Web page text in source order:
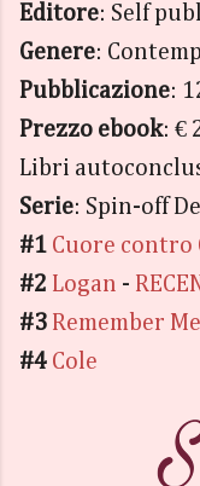
Editore: Self
Genere:
Pubblicazione:
Prezzo ebook: €
Libri
Serie: Spin-off
#1 Cuore contro
#2 Logan -
#3 Remember Me
#4 Cole